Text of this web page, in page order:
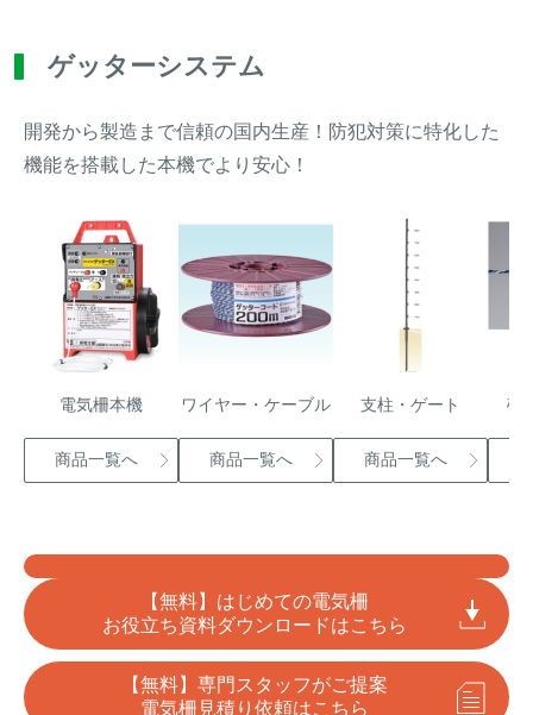
ゲッターシステム
開発から製造まで信頼の国内生産！防犯対策に特化した
機能を搭載した本機でより安心！
電気柵本機
商品一覧へ
ワイヤー・ケーブル
商品一覧へ
支柱・ゲート
商品一覧へ
碍
【無料】はじめての電気柵
お役立ち資料ダウンロードはこちら
【無料】専門スタッフがご提案
電気柵見積り依頼はこちら